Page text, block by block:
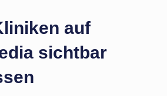
auf
sichtbar